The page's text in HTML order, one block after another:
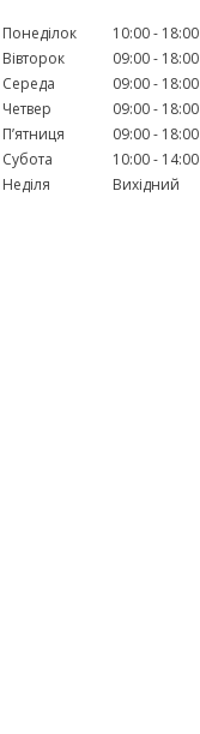
Понеділок 10:00
18:00
Вівторок
09:00
18:00
Середа
09:00
18:00
Четвер
09:00
18:00
Пʼятниця
09:00
18:00
Субота
10:00
14:00
Неділя
Вихідний